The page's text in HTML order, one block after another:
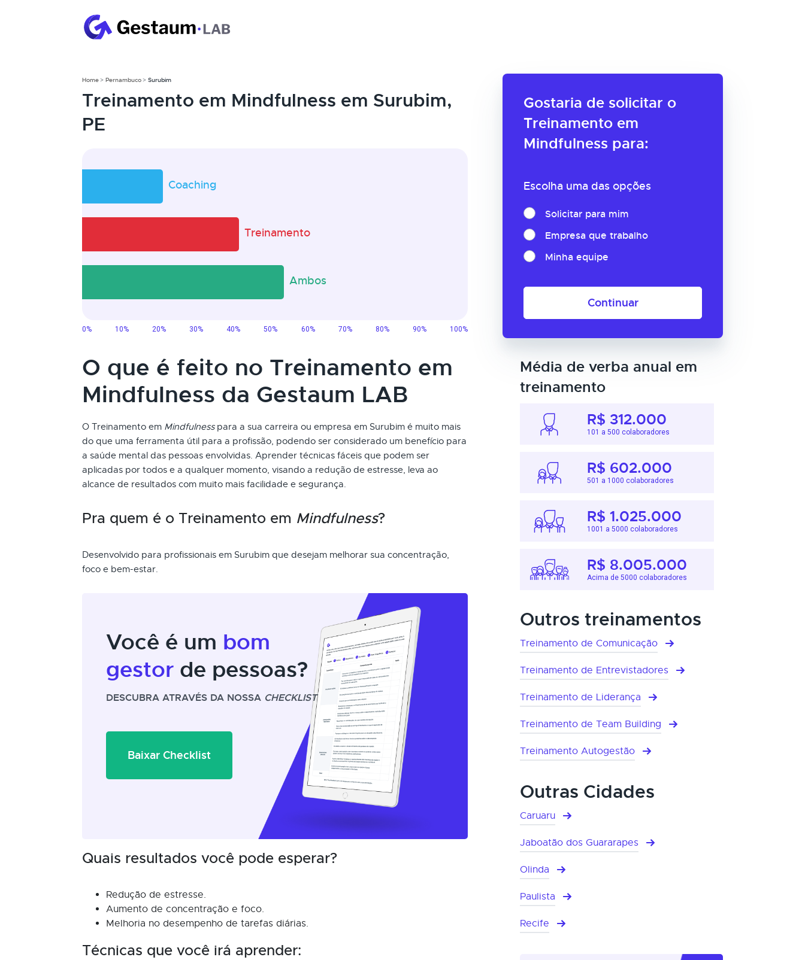
Gostaria de solicitar o
Treinamento em
Mindfulness para:
Escolha uma das opções
Solicitar para mim
Empresa que trabalho
Minha equipe
Continuar
Home Pernambuco Surubim
Treinamento em Mindfulness em Surubim,
PE
O que é feito no Treinamento em
Mindfulness da Gestaum LAB
O Treinamento em Mindfulnesspara a sua carreira ou empresa em Surubim é muito mais
do que uma ferramenta útil para a profissão, podendo ser considerado um benefício para
a saúde mental das pessoas envolvidas. Aprender técnicas fáceis que podem ser
aplicadas por todos e a qualquer momento, visando a redução de estresse, leva ao
alcance de resultados com muito mais facilidade e segurança.
Pra quem é o Treinamento em Mindfulness?
Desenvolvido para profissionais em Surubim que desejam melhorar sua concentração,
foco e bem-estar.
Você é um bom
gestor de pessoas?
DESCUBRA ATRAVÉS DA NOSSA CHECKLIST
Baixar Checklist
Quais resultados você pode esperar?
Redução de estresse.
Aumento de concentração e foco.
Melhoria no desempenho de tarefas diárias.
Técnicas que você irá aprender:
Média de verba anual em
treinamento
R$ 312.000
101 a 500 colaboradores
R$ 602.000
501 a 1000 colaboradores
R$ 1.025.000
1001 a 5000 colaboradores
R$ 8.005.000
Acima de 5000 colaboradores
Outros treinamentos
Treinamento de Comunicação
Treinamento de Entrevistadores
Treinamento de Liderança
Treinamento de Team Building
Treinamento Autogestão
Outras Cidades
Caruaru
Jaboatão dos Guararapes
Olinda
Paulista
Recife